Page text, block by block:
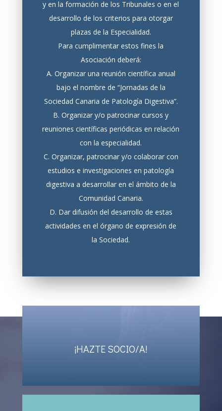
y en la formación de los Tribunales o en el
desarrollo de los criterios para otorgar
plazas de la Especialidad.
Para cumplimentar estos fines la
Asociación deberá:
A. Organizar una reunión científica anual
bajo el nombre de “Jornadas de la
Sociedad Canaria de Patología Digestiva”.
B. Organizar y/o patrocinar cursos y
reuniones científicas periódicas en relación
con la especialidad.
C. Organizar, patrocinar y/o colaborar con
estudios e investigaciones en patología
digestiva a desarrollar en el ámbito de la
Comunidad Canaria.
D. Dar difusión del desarrollo de estas
actividades en el órgano de expresión de
la Sociedad.
¡HAZTE SOCIO/A!